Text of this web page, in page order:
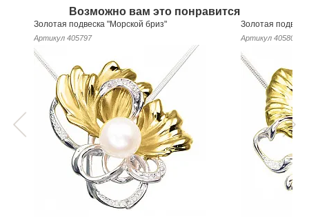
Возможно вам это понравится
Золотая подвеска "Морской бриз"
Артикул 405797
Золотая
Артикул 405803